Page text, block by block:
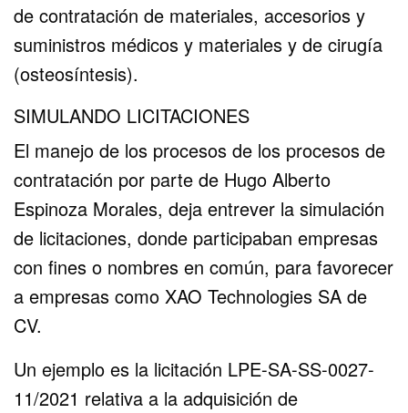
de contratación de materiales, accesorios y
suministros médicos y materiales y de cirugía
(osteosíntesis).
SIMULANDO LICITACIONES
El manejo de los procesos de los procesos de
contratación por parte de Hugo Alberto
Espinoza Morales, deja entrever la simulación
de licitaciones, donde participaban empresas
con fines o nombres en común, para favorecer
a empresas como XAO Technologies SA de
CV.
Un ejemplo es la licitación LPE-SA-SS-0027-
11/2021 relativa a la adquisición de